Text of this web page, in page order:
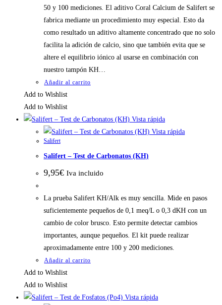
50 y 100 mediciones. El aditivo Coral Calcium de Salifert se
fabrica mediante un procedimiento muy especial. Esto da
como resultado un aditivo altamente concentrado que no solo
facilita la adición de calcio, sino que también evita que se
altere el equilibrio iónico al usarse en combinación con
nuestro tampón KH…
Añadir al carrito
Add to Wishlist
Add to Wishlist
Vista rápida
Vista rápida
Salifert
Salifert – Test de Carbonatos (KH)
9,95€ Iva incluido
La prueba Salifert KH/Alk es muy sencilla. Mide en pasos
suficientemente pequeños de 0,1 meq/L o 0,3 dKH con un
cambio de color brusco. Esto permite detectar cambios
importantes, aunque pequeños. El kit puede realizar
aproximadamente entre 100 y 200 mediciones.
Añadir al carrito
Add to Wishlist
Add to Wishlist
Vista rápida